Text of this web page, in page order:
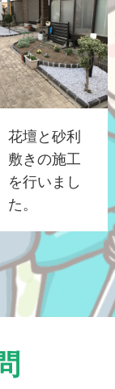
花壇と砂利
敷きの施工
を行いまし
た。